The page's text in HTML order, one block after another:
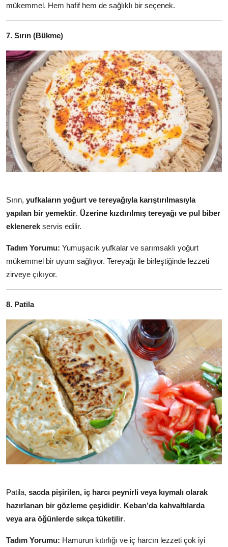
mükemmel. Hem hafif hem de sağlıklı bir seçenek.
7. Sırın (Bükme)
Sırın, yufkaların yoğurt ve tereyağıyla karıştırılmasıyla
yapılan bir yemektir. Üzerine kızdırılmış tereyağı ve pul biber
eklenerek servis edilir.
Tadım Yorumu: Yumuşacık yufkalar ve sarımsaklı yoğurt
mükemmel bir uyum sağlıyor. Tereyağı ile birleştiğinde lezzeti
zirveye çıkıyor.
8. Patila
Patila, sacda pişirilen, iç harcı peynirli veya kıymalı olarak
hazırlanan bir gözleme çeşididir. Keban’da kahvaltılarda
veya ara öğünlerde sıkça tüketilir.
Tadım Yorumu: Hamurun kıtırlığı ve iç harcın lezzeti çok iyi